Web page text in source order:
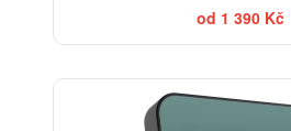
od 1 390 Kč